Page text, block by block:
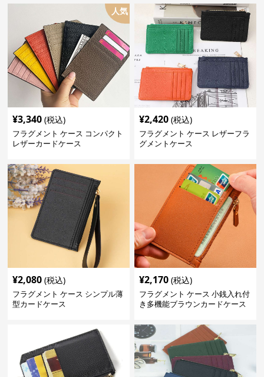
人気
¥3,340 (税込)
フラグメント ケース コンパクト
レザーカードケース
¥2,420 (税込)
フラグメント ケース レザーフラ
グメントケース
¥2,080 (税込)
フラグメント ケース シンプル薄
型カードケース
¥2,170 (税込)
フラグメント ケース 小銭入れ付
き多機能ブラウンカードケース